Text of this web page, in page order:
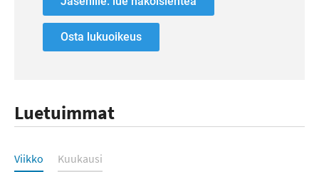
Osta lukuoikeus
Luetuimmat
Luetuimmat
Viikko Kuukausi